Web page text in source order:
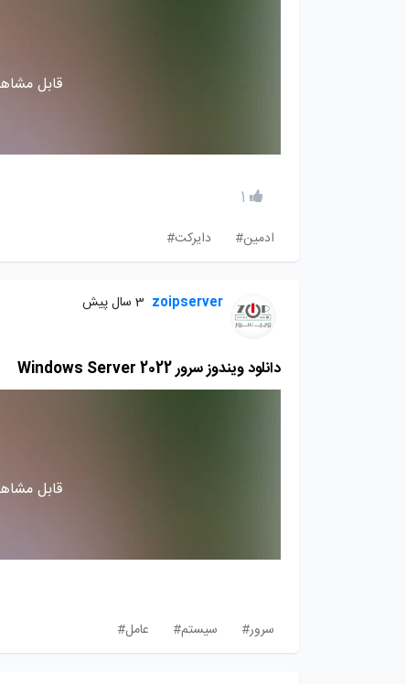
قابل
1
ادمین#
دایرکت#
zoipserver 3 سال پیش
دانلود ویندوز سرور Windows Server 2022
قابل
سرور#
سیستم# عامل#